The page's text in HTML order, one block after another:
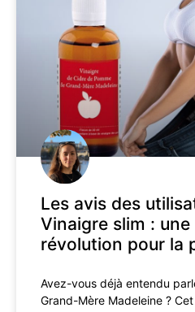
Les avis des
Vinaigre slim :
révolution pour la
Avez-vous déjà entendu
Grand-Mère Madeleine ?